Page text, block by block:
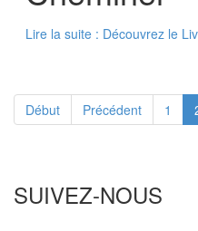
Lire la suite : Découvrez le
Début Précédent 1
SUIVEZ-NOUS